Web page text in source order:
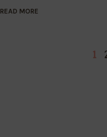
READ MORE
1